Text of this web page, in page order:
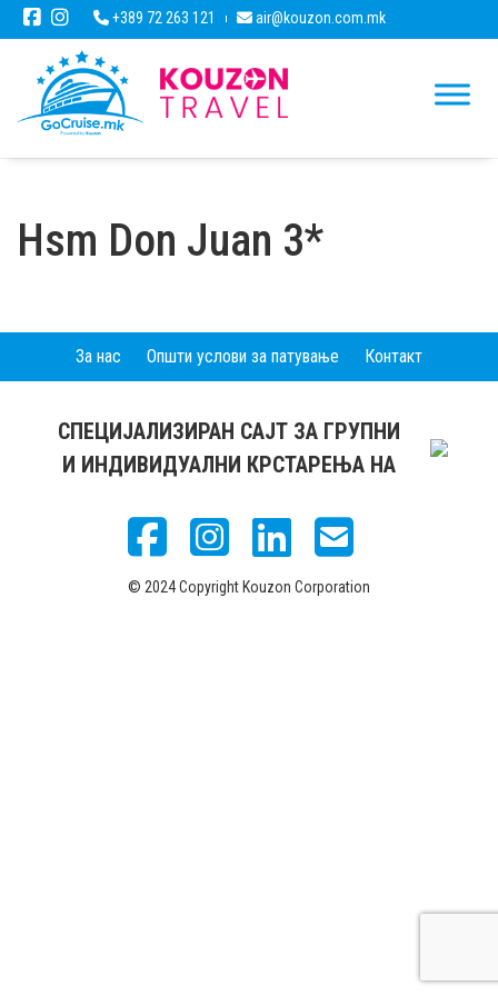
+389 72 263 121 air@kouzon.com.mk
Hsm Don Juan 3*
За нас Општи услови за патување Контакт
СПЕЦИЈАЛИЗИРАН САЈТ ЗА ГРУПНИ
И ИНДИВИДУАЛНИ КРСТАРЕЊА НА
© 2024 Copyright Kouzon Corporation